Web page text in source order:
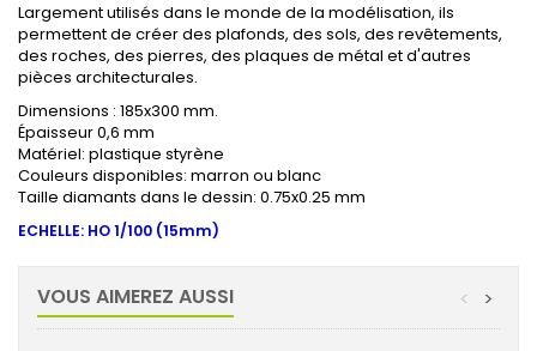
Largement utilisés dans le monde de la modélisation, ils
permettent de créer des plafonds, des sols, des revêtements,
des roches, des pierres, des plaques de métal et d'autres
pièces architecturales.
Dimensions : 185x300 mm.
Épaisseur 0,6 mm
Matériel: plastique styrène
Couleurs disponibles: marron ou blanc
Taille diamants dans le dessin: 0.75x0.25 mm
ECHELLE: HO1/100 (15mm)
VOUS AIMEREZ AUSSI >
<